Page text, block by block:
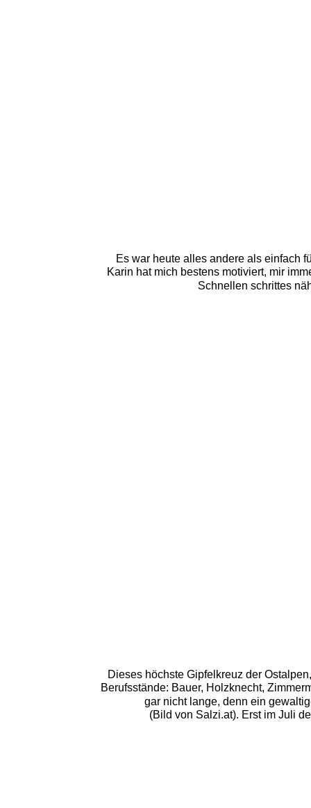
Es war heute alles andere als einfach
Karin hat mich bestens motiviert, mir
Schnellen schrittes
Dieses höchste Gipfelkreuz der
Berufsstände: Bauer, Holzknecht,
gar nicht lange, denn ein
(Bild von Salzi.at). Erst im Juli